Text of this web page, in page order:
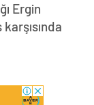
Ergin